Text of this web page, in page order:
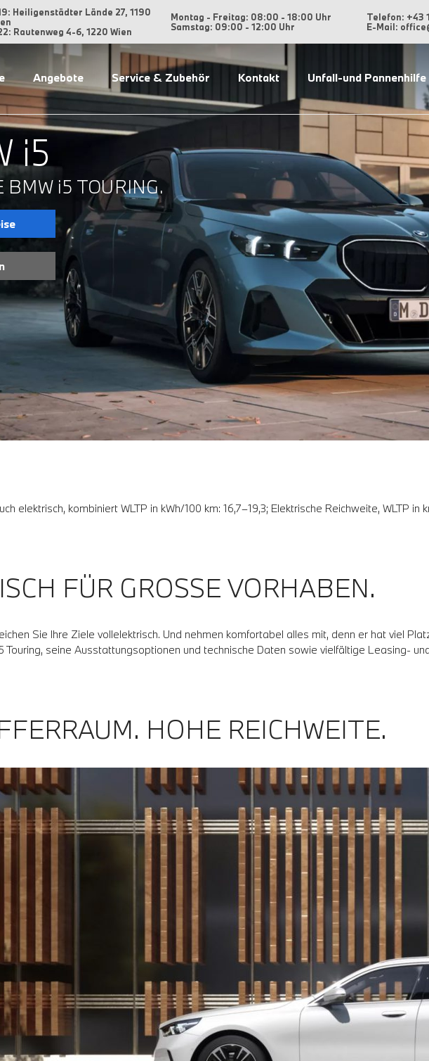
Heiligenstädter Lände 27, 1190
Rautenweg 4-6, 1220 Wien
Montag - Freitag: 08:00 - 18:00 Uhr
Samstag: 09:00 - 12:00 Uhr
Telefon: +43
E-Mail:
Angebote Service & Zubehör Kontakt Unfall-und Pannenhilfe
i5
BMW i5 TOURING.
elektrisch, kombiniert WLTP in kWh/100 km: 16,7–19,3; Elektrische Reichweite, WLTP in
FÜR GROSSE VORHABEN.
Sie Ihre Ziele vollelektrisch. Und nehmen komfortabel alles mit, denn er hat viel
Touring, seine Ausstattungsoptionen und technische Daten sowie vielfältige Leasing-
HOHE REICHWEITE.